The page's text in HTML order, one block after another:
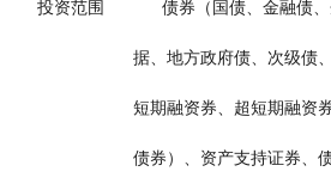
投资范围            债券（国债、金融债
据、地方政府
短期融资券
债券）、资产